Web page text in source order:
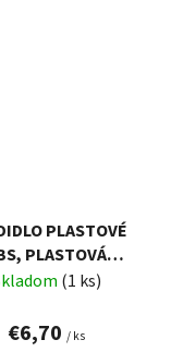
PLASTOVÉ
PLASTOVÁ
270X130MM,
(1 ks)
€6,70 / ks